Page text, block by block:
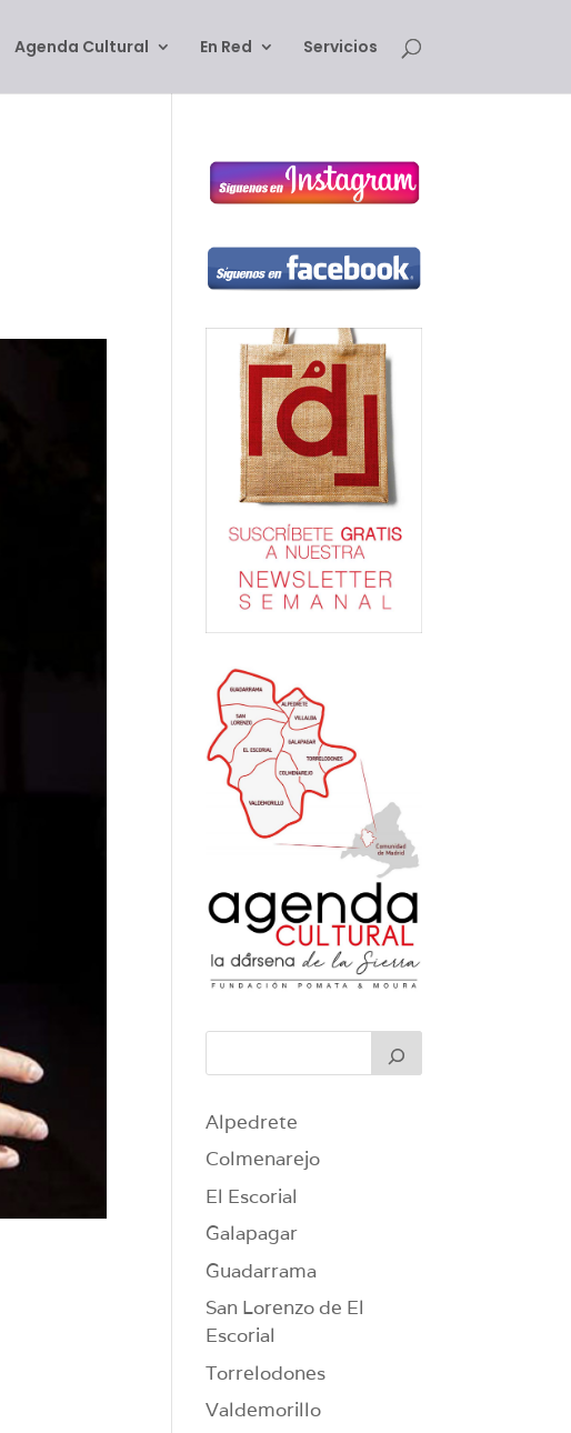
Agenda Cultural En Red Servicios
Alpedrete
Colmenarejo
El Escorial
Galapagar
Guadarrama
San Lorenzo de El
Escorial
Torrelodones
Valdemorillo